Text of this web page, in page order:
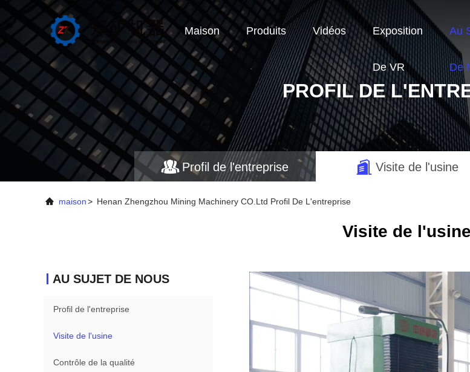
Maison Produits Vidéos Exposition
De VR
Au
De
PROFIL DE
Profil de l'entreprise Visite de l'usine
maison> Henan Zhengzhou Mining Machinery CO.Ltd Profil De L'entreprise
Visite de l'usine
AU SUJET DE NOUS
Profil de l'entreprise
Visite de l'usine
Contrôle de la qualité